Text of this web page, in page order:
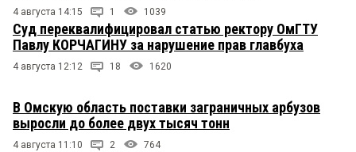
4 августа 14:15 1 1039
Суд переквалифицировал статью ректору ОмГТУ
Павлу КОРЧАГИНУ за нарушение прав главбуха
4 августа 12:12 18 1620
В Омскую область поставки заграничных арбузов
выросли до более двух тысяч тонн
4 августа 11:10 2 764